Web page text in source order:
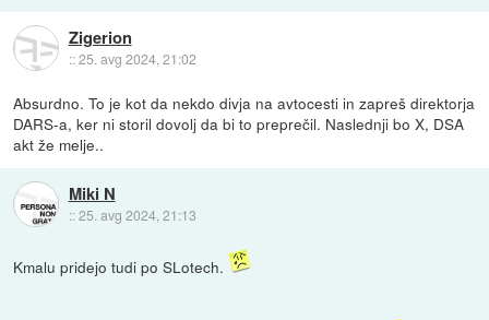
Zigerion
::25. avg 2024, 21:02
Absurdno. To je kot da nekdo divja na avtocesti in zapreš direktorja
DARS-a, ker ni storil dovolj da bi to preprečil. Naslednji bo X, DSA
akt že melje..
Miki N
::25. avg 2024, 21:13
Kmalu pridejo tudi po SLotech.